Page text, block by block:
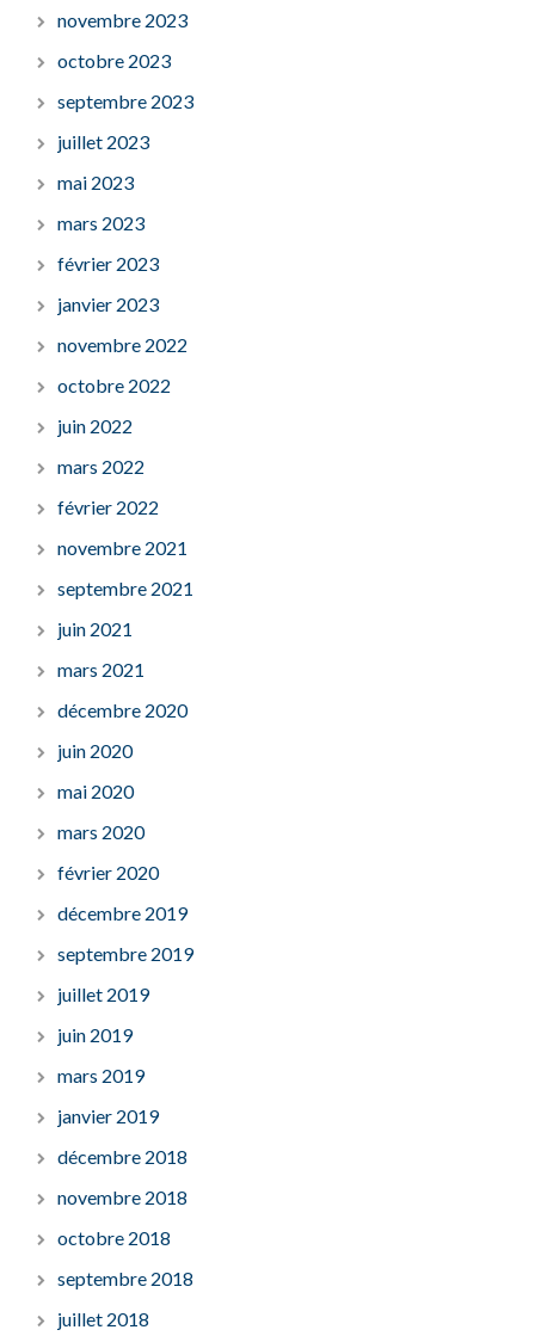
novembre 2023
octobre 2023
septembre 2023
juillet 2023
mai 2023
mars 2023
février 2023
janvier 2023
novembre 2022
octobre 2022
juin 2022
mars 2022
février 2022
novembre 2021
septembre 2021
juin 2021
mars 2021
décembre 2020
juin 2020
mai 2020
mars 2020
février 2020
décembre 2019
septembre 2019
juillet 2019
juin 2019
mars 2019
janvier 2019
décembre 2018
novembre 2018
octobre 2018
septembre 2018
juillet 2018